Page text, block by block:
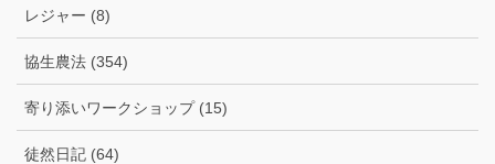
レジャー (8)
協生農法 (354)
寄り添いワークショップ (15)
徒然日記 (64)